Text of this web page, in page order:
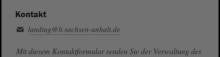
Kontakt
landtag@lt.sachsen-anhalt.de
Mit diesem Kontaktformular senden Sie der Verwaltung des